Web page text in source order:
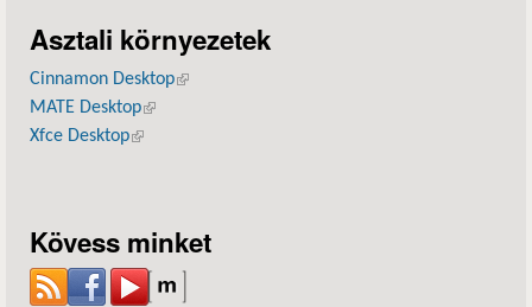
Asztali környezetek
Cinnamon Desktop(külső hivatkozás)
MATE Desktop(külső hivatkozás)
Xfce Desktop(külső hivatkozás)
Kövess minket